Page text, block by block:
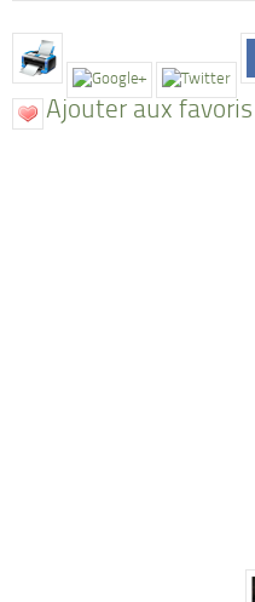
Ajouter aux favoris